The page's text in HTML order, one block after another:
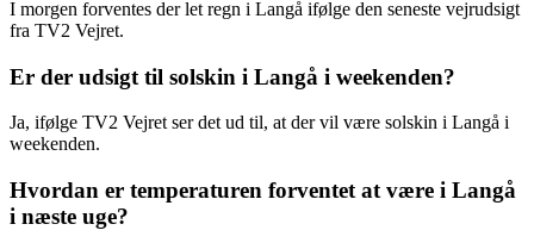
I morgen forventes der let regn i Langå ifølge den seneste vejrudsigt
fra TV2 Vejret.
Er der udsigt til solskin i Langå i weekenden?
Ja, ifølge TV2 Vejret ser det ud til, at der vil være solskin i Langå i
weekenden.
Hvordan er temperaturen forventet at være i Langå
i næste uge?